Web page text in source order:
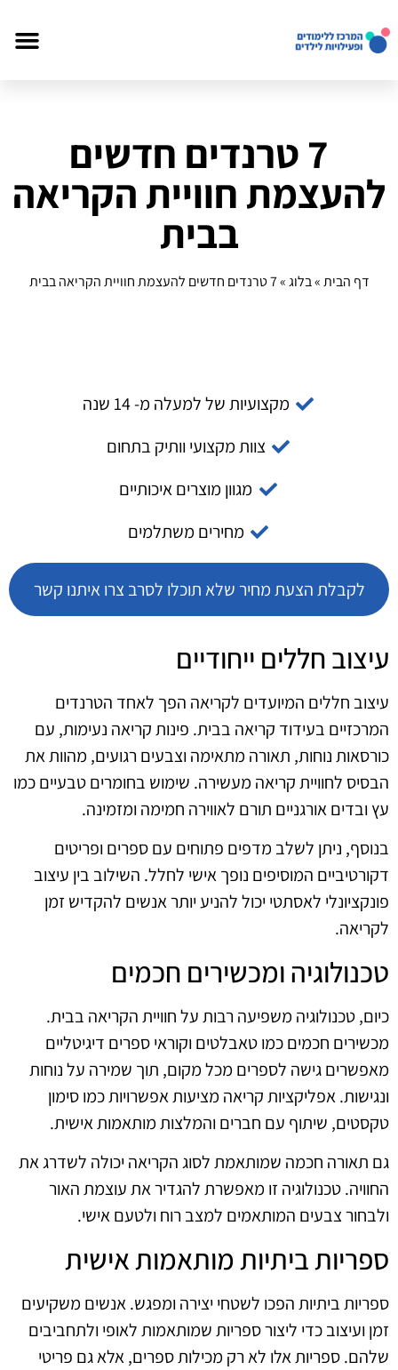
7 טרנדים חדשים
להעצמת חוויית הקריאה
בבית
דף הבית»בלוג»7 טרנדים חדשים להעצמת חוויית הקריאה בבית
מקצועיות של למעלה מ- 14 שנה
צוות מקצועי וותיק בתחום
מגוון מוצרים איכותיים
מחירים משתלמים
לקבלת הצעת מחיר שלא תוכלו לסרב צרו איתנו קשר
עיצוב חללים ייחודיים
עיצוב חללים המיועדים לקריאה הפך לאחד הטרנדים
המרכזיים בעידוד קריאה בבית. פינות קריאה נעימות, עם
כורסאות נוחות, תאורה מתאימה וצבעים רגועים, מהוות את
הבסיס לחוויית קריאה מעשירה. שימוש בחומרים טבעיים כמו
עץ ובדים אורגניים תורם לאווירה חמימה ומזמינה.
בנוסף, ניתן לשלב מדפים פתוחים עם ספרים ופריטים
דקורטיביים המוסיפים נופך אישי לחלל. השילוב בין עיצוב
פונקציונלי לאסתטי יכול להניע יותר אנשים להקדיש זמן
לקריאה.
טכנולוגיה ומכשירים חכמים
כיום, טכנולוגיה משפיעה רבות על חוויית הקריאה בבית.
מכשירים חכמים כמו טאבלטים וקוראי ספרים דיגיטליים
מאפשרים גישה לספרים מכל מקום, תוך שמירה על נוחות
ונגישות. אפליקציות קריאה מציעות אפשרויות כמו סימון
טקסטים, שיתוף עם חברים והמלצות מותאמות אישית.
גם תאורה חכמה שמותאמת לסוג הקריאה יכולה לשדרג את
החוויה. טכנולוגיה זו מאפשרת להגדיר את עוצמת האור
ולבחור צבעים המותאמים למצב רוח ולטעם אישי.
ספריות ביתיות מותאמות אישית
ספריות ביתיות הפכו לשטחי יצירה ומפגש. אנשים משקיעים
זמן ועיצוב כדי ליצור ספריות שמותאמות לאופי ולתחביבים
שלהם. ספריות אלו לא רק מכילות ספרים, אלא גם פריטי